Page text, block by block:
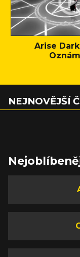
Arise
NEJNOVĚJŠÍ